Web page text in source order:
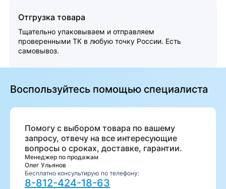
Отгрузка товара
Тщательно упаковываем и отправляем
проверенными ТК в любую точку России. Есть
самовывоз.
Воспользуйтесь помощью специалиста
Помогу с выбором товара по вашему
запросу, отвечу на все интересующие
вопросы о сроках, доставке, гарантии.
Менеджер по продажам
Олег Ульянов
Бесплатно консультирую по телефону:
8-812-424-18-63